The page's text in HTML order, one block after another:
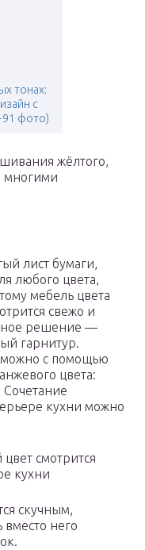
тонах:
с
фото)
жёлтого,
многими
лист бумаги,
любого цвета,
мебель цвета
свежо и
решение —
гарнитур.
можно с помощью
цвета:
кухни можно
смотрится
кухни
скучным,
вместо него